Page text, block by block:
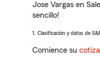
Jose Vargas en
sencillo!
1. Clasificación y datos de
Comience su